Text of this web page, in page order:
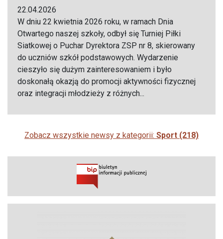
22.04.2026
W dniu 22 kwietnia 2026 roku, w ramach Dnia
Otwartego naszej szkoły, odbył się Turniej Piłki
Siatkowej o Puchar Dyrektora ZSP nr 8, skierowany
do uczniów szkół podstawowych. Wydarzenie
cieszyło się dużym zainteresowaniem i było
doskonałą okazją do promocji aktywności fizycznej
oraz integracji młodzieży z różnych...
Zobacz wszystkie newsy z kategorii: Sport (218)